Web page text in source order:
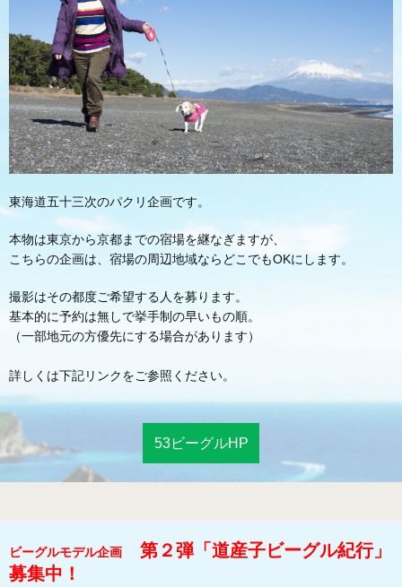
東海道五十三次のパクリ企画です。
本物は東京から京都までの宿場を継なぎますが、
こちらの企画は、宿場の周辺地域ならどこでもOKにします。
撮影はその都度ご希望する人を募ります。
基本的に予約は無しで挙手制の早いもの順。
（一部地元の方優先にする場合があります）
詳しくは下記リンクをご参照ください。
53ビーグルHP
ビーグルモデル企画
第２弾「道産子ビーグル紀行」
募集中！